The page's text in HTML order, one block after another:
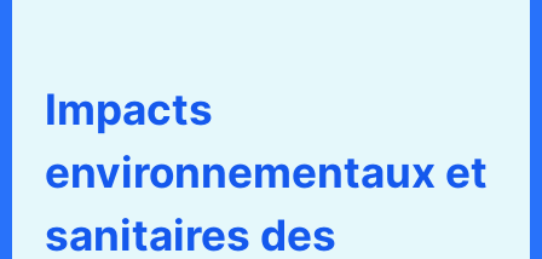
Impacts
environnementaux et
sanitaires des